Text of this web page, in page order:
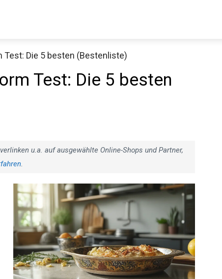
Die 5 besten (Bestenliste)
Test: Die 5 besten
u.a. auf ausgewählte Online-Shops und Partner,
.